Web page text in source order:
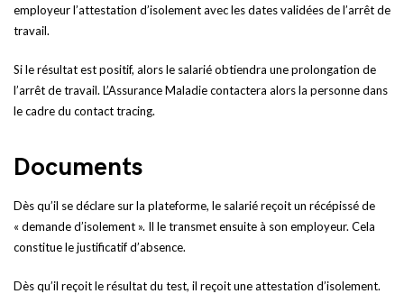
employeur l’attestation d’isolement avec les dates validées de l’arrêt de
travail.
Si le résultat est positif, alors le salarié obtiendra une prolongation de
l’arrêt de travail. L’Assurance Maladie contactera alors la personne dans
le cadre du contact tracing.
Documents
Dès qu’il se déclare sur la plateforme, le salarié reçoit un récépissé de
« demande d’isolement ». Il le transmet ensuite à son employeur. Cela
constitue le justificatif d’absence.
Dès qu’il reçoit le résultat du test, il reçoit une attestation d’isolement.